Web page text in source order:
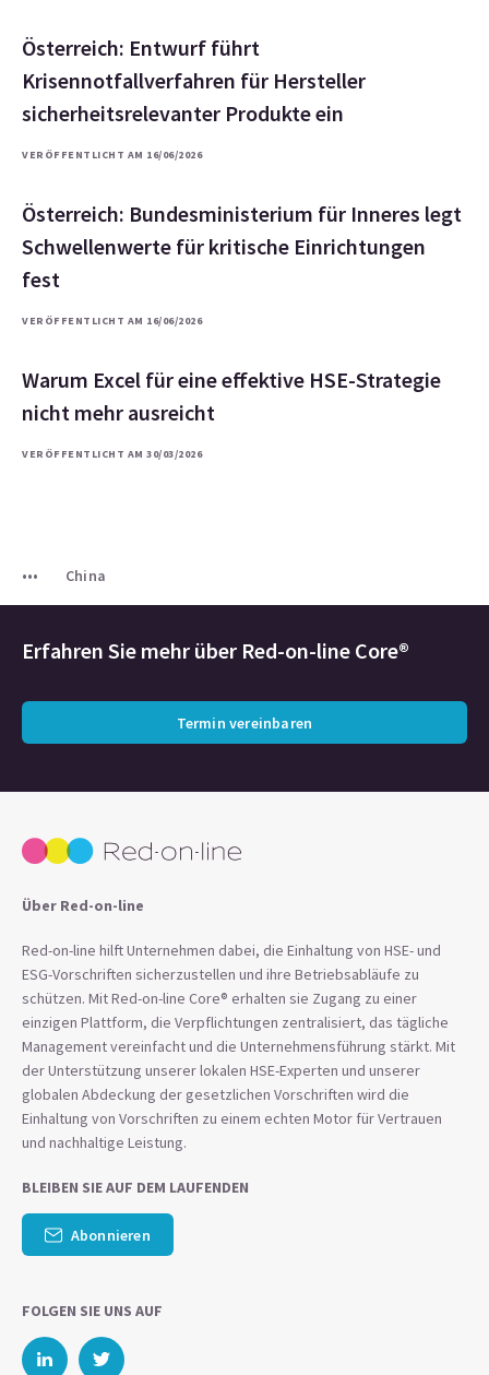
Österreich: Entwurf führt
Krisennotfallverfahren für Hersteller
sicherheitsrelevanter Produkte ein
VERÖFFENTLICHT AM 16/06/2026
Österreich: Bundesministerium für Inneres legt
Schwellenwerte für kritische Einrichtungen
fest
VERÖFFENTLICHT AM 16/06/2026
Warum Excel für eine effektive HSE-Strategie
nicht mehr ausreicht
VERÖFFENTLICHT AM 30/03/2026
China
Erfahren Sie mehr über Red-on-line Core®
Termin vereinbaren
Über Red-on-line
Red-on-line hilft Unternehmen dabei, die Einhaltung von HSE- und
ESG-Vorschriften sicherzustellen und ihre Betriebsabläufe zu
schützen. Mit Red-on-line Core® erhalten sie Zugang zu einer
einzigen Plattform, die Verpflichtungen zentralisiert, das tägliche
Management vereinfacht und die Unternehmensführung stärkt. Mit
der Unterstützung unserer lokalen HSE-Experten und unserer
globalen Abdeckung der gesetzlichen Vorschriften wird die
Einhaltung von Vorschriften zu einem echten Motor für Vertrauen
und nachhaltige Leistung.
BLEIBEN SIE AUF DEM LAUFENDEN
Abonnieren
FOLGEN SIE UNS AUF